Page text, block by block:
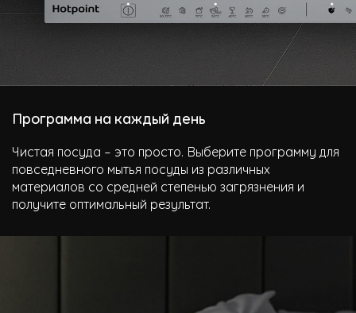
Программа на каждый день
Чистая посуда – это просто. Выберите программу для
повседневного мытья посуды из различных
материалов со средней степенью загрязнения и
получите оптимальный результат.